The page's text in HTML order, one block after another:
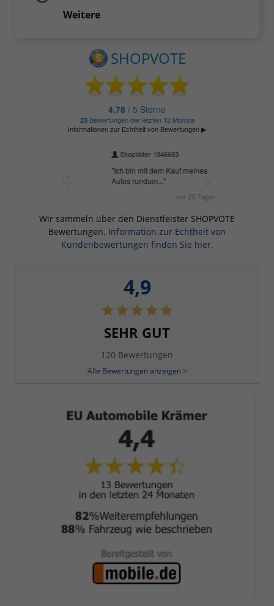
Weitere
Wir sammeln über den Dienstleister SHOPVOTE
Bewertungen. Information zur Echtheit von
Kundenbewertungen finden Sie hier.
4,9
SEHR GUT
120 Bewertungen
Alle Bewertungen anzeigen >